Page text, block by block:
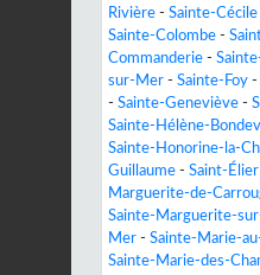
Rivière - Sainte-Cécile
Sainte-Colombe -
Commanderie -
sur-Mer - Sainte-Foy -
- Sainte-Geneviève -
Sainte-Hélène-
Sainte-Honorine-la-
Guillaume - Saint-Élier
Marguerite-de-
Sainte-Marguerite-
Mer - Sainte-Marie-
Sainte-Marie-des-